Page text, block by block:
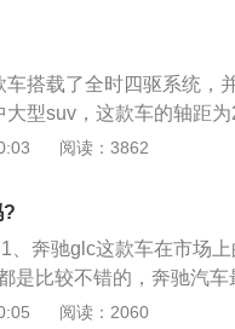
量也会增加。
了两款发动机，一款是
涡轮增压发动机。低功
转速为6100转每分钟，最
钟。这款发动机搭载了
升涡轮增压发动机最大
技术，并且使用了铝合金
9at变速箱可以提高汽车
搭载了全时四驱系统，
型suv，这款车的轴距
米。这款车使用了两款
5800转每分钟，最大扭矩
这款发动机搭载了缸内直
的是9at变速箱。4.0升双
转每分钟，最大扭矩转
技术，并且使用了铝合金
阅读：3862
?
、奔驰glc这款车在市场
是比较不错的，奔驰汽
这款SUV的外观设计看
阅读：2060